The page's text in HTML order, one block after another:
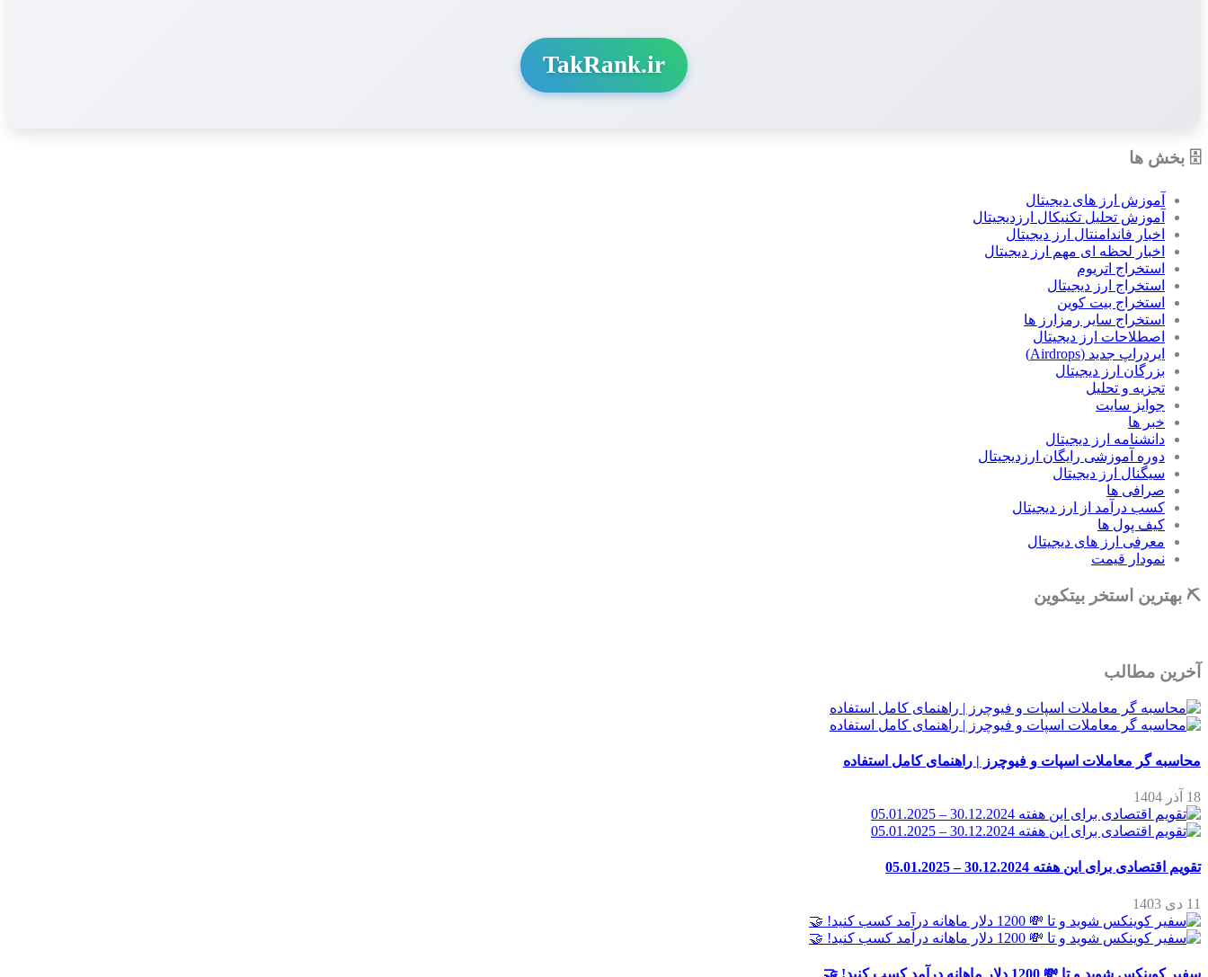
TakRank.ir
🗄 بخش ها
آموزش ارز های دیجیتال
آموزش تحلیل تکنیکال ارزدیجیتال
اخبار فاندامنتال ارز دیجیتال
اخبار لحظه ای مهم ارز دیجیتال
استخراج اتریوم
استخراج ارز دیجیتال
استخراج بیت کوین
استخراج سایر رمزارز ها
اصطلاحات ارز دیجیتال
ایردراپ جدید (Airdrops)
بزرگان ارز دیجیتال
تجزیه و تحلیل
جوایز سایت
خبر ها
دانشنامه ارز دیجیتال
دوره آموزشی رایگان ارزدیجیتال
سیگنال ارز دیجیتال
صرافی ها
کسب درآمد از ارز دیجیتال
کیف پول ها
معرفی ارز های دیجیتال
نمودار قیمت
⛏ بهترین استخر بیتکوین
آخرین مطالب
محاسبه گر معاملات اسپات و فیوچرز | راهنمای کامل استفاده
18 آذر 1404
تقویم اقتصادی برای این هفته 30.12.2024 – 05.01.2025
11 دی 1403
سفیر کوینکس شوید و تا 💸 1200 دلار ماهانه درآمد کسب کنید! 🤝